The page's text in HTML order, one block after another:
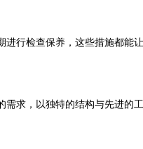
行检查保养，这些措施都能
求，以独特的结构与先进的